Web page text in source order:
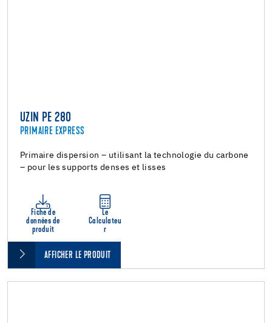
UZIN PE 280
PRIMAIRE EXPRESS
Primaire dispersion – utilisant la technologie du carbone
– pour les supports denses et lisses
Fiche de
données de
produit
Le
Calculateu
r
AFFICHER LE PRODUIT